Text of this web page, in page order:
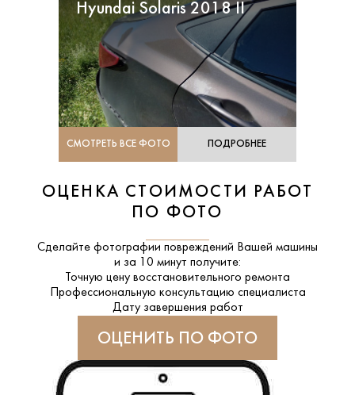
Hyundai Solaris 2018 II
СМОТРЕТЬ ВСЕ ФОТО ПОДРОБНЕЕ
ОЦЕНКА СТОИМОСТИ РАБОТ
ПО ФОТО
Сделайте фотографии повреждений Вашей машины
и за
10 минут получите:
Точную цену восстановительного ремонта
Профессиональную консультацию специалиста
Дату завершения работ
ОЦЕНИТЬ ПО ФОТО